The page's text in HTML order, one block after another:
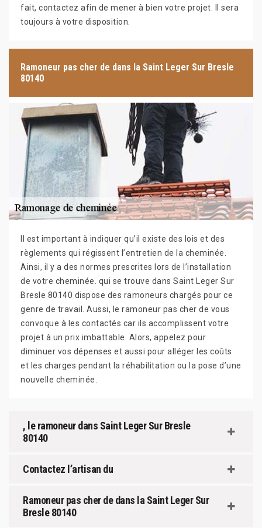
fait, contactez afin de mener à bien votre projet. Il sera
toujours à votre disposition.
Ramoneur pas cher de dans la Saint Leger Sur Bresle
80140
Il est important à indiquer qu’il existe des lois et des
règlements qui régissent l’entretien de la cheminée.
Ainsi, il y a des normes prescrites lors de l’installation
de votre cheminée. qui se trouve dans Saint Leger Sur
Bresle 80140 dispose des ramoneurs chargés pour ce
genre de travail. Aussi, le ramoneur pas cher de vous
convoque à les contactés car ils accomplissent votre
projet à un prix imbattable. Alors, appelez pour
diminuer vos dépenses et aussi pour alléger les coûts
et les charges pendant la réhabilitation ou la pose d’une
nouvelle cheminée.
, le ramoneur dans Saint Leger Sur Bresle
80140
Contactez l’artisan du
Ramoneur pas cher de dans la Saint Leger Sur
Bresle 80140